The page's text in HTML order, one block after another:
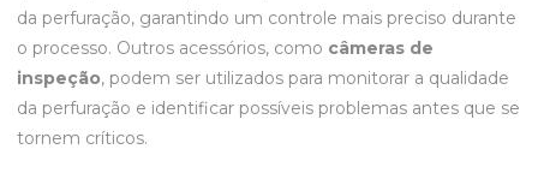
da perfuração, garantindo um controle mais preciso durante
o processo. Outros acessórios, como câmeras de
inspeção, podem ser utilizados para monitorar a qualidade
da perfuração e identificar possíveis problemas antes que se
tornem críticos.